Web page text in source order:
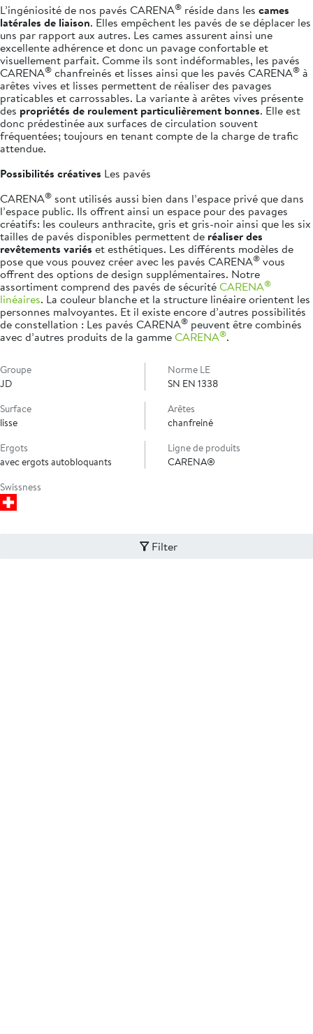
L’ingéniosité de nos pavés CARENA® réside dans les cames
latérales de liaison. Elles empêchent les pavés de se déplacer les
uns par rapport aux autres. Les cames assurent ainsi une
excellente adhérence et donc un pavage confortable et
visuellement parfait. Comme ils sont indéformables, les pavés
CARENA® chanfreinés et lisses ainsi que les pavés CARENA® à
arêtes vives et lisses permettent de réaliser des pavages
praticables et carrossables. La variante à arêtes vives présente
des propriétés de roulement particulièrement bonnes. Elle est
donc prédestinée aux surfaces de circulation souvent
fréquentées; toujours en tenant compte de la charge de trafic
attendue.
Possibilités créatives Les pavés
CARENA® sont utilisés aussi bien dans l’espace privé que dans
l’espace public. Ils offrent ainsi un espace pour des pavages
créatifs: les couleurs anthracite, gris et gris-noir ainsi que les six
tailles de pavés disponibles permettent de réaliser des
revêtements variéset esthétiques. Les différents modèles de
pose que vous pouvez créer avec les pavés CARENA® vous
offrent des options de design supplémentaires. Notre
assortiment comprend des pavés de sécuritéCARENA®
linéaires. La couleur blanche et la structure linéaire orientent les
personnes malvoyantes. Et il existe encore d’autres possibilités
de constellation : Les pavés CARENA® peuvent être combinés
avec d’autres produits de la gammeCARENA®.
Groupe
JD
Norme LE
SN EN 1338
Surface
lisse
Arêtes
chanfreiné
Ergots
avec ergots autobloquants
Ligne de produits
CARENA®
Swissness
Filter